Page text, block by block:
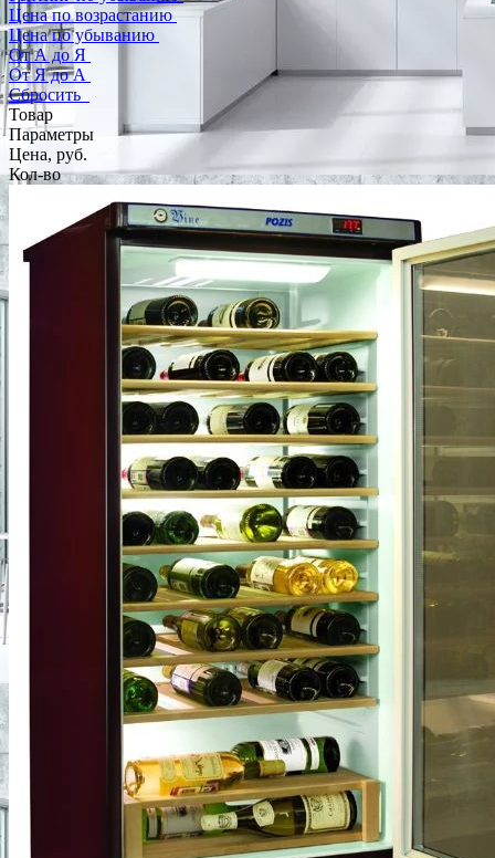
Цена по возрастанию
Цена по убыванию
От А до Я
От Я до А
Сбросить
Товар
Параметры
Цена, руб.
Кол-во